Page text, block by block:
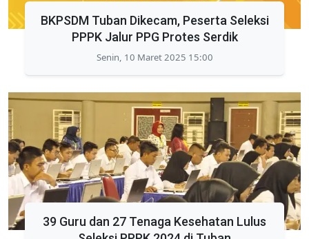
BKPSDM Tuban Dikecam, Peserta Seleksi
PPPK Jalur PPG Protes Serdik
Senin, 10 Maret 2025 15:00
39 Guru dan 27 Tenaga Kesehatan Lulus